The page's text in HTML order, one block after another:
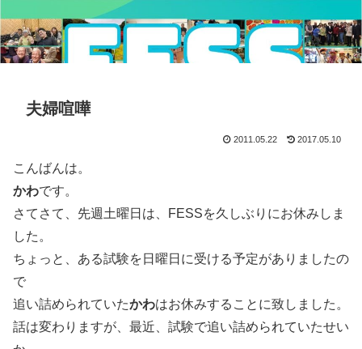
夫婦喧嘩
2011.05.22 2017.05.10
こんばんは。
かわです。
さてさて、先週土曜日は、FESSを久しぶりにお休みしま
した。
ちょっと、ある試験を日曜日に受ける予定がありましたの
で
追い詰められていたかわはお休みすることに致しました。
話は変わりますが、最近、試験で追い詰められていたせい